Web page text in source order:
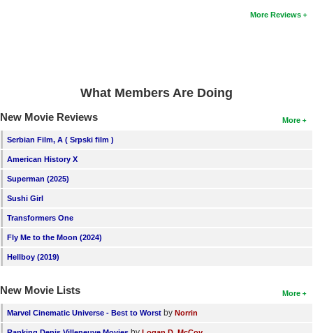
More Reviews
What Members Are Doing
More
New Movie Reviews
Serbian Film, A ( Srpski film )
American History X
Superman (2025)
Sushi Girl
Transformers One
Fly Me to the Moon (2024)
Hellboy (2019)
More
New Movie Lists
Marvel Cinematic Universe - Best to Worst by Norrin